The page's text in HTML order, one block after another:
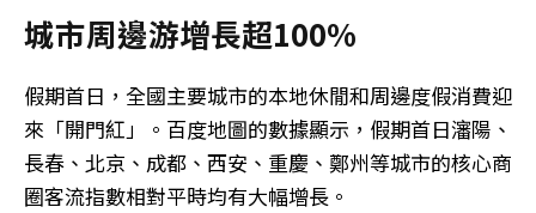
城市周邊游增長超100%
假期首日，全國主要城市的本地休閒和周邊度假消費迎
來「開門紅」。百度地圖的數據顯示，假期首日瀋陽、
長春、北京、成都、西安、重慶、鄭州等城市的核心商
圈客流指數相對平時均有大幅增長。